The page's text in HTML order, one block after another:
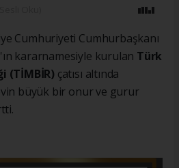
Cumhuriyeti Cumhurbaşkanı
kararnamesiyle kurulan Türk
(TİMBİR) çatısı altında
büyük bir onur ve gurur